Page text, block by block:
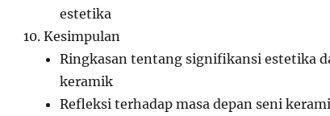
estetika
Kesimpulan
Ringkasan tentang signifikansi estetika
keramik
Refleksi terhadap masa depan seni